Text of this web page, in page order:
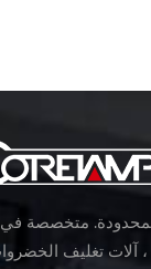
متخصصة في